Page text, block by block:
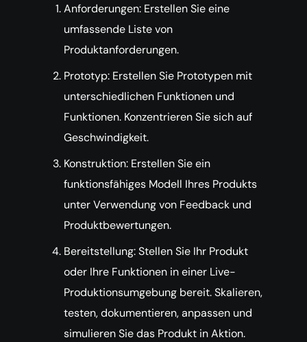
Anforderungen: Erstellen Sie eine
umfassende Liste von
Produktanforderungen.
Prototyp: Erstellen Sie Prototypen mit
unterschiedlichen Funktionen und
Funktionen. Konzentrieren Sie sich auf
Geschwindigkeit.
Konstruktion: Erstellen Sie ein
funktionsfähiges Modell Ihres Produkts
unter Verwendung von Feedback und
Produktbewertungen.
Bereitstellung: Stellen Sie Ihr Produkt
oder Ihre Funktionen in einer Live-
Produktionsumgebung bereit. Skalieren,
testen, dokumentieren, anpassen und
simulieren Sie das Produkt in Aktion.